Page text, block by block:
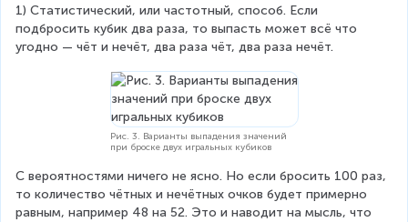
t
1
c
2
}
1) Статистический, или частотный, способ. Если
подбросить кубик два раза, то выпасть может всё что
угодно — чёт и нечёт, два раза чёт, два раза нечёт.
Рис. 3. Варианты выпадения значений
при броске двух игральных кубиков
С вероятностями ничего не ясно. Но если бросить 100 раз,
то количество чётных и нечётных очков будет примерно
равным, например 48 на 52. Это и наводит на мысль, что